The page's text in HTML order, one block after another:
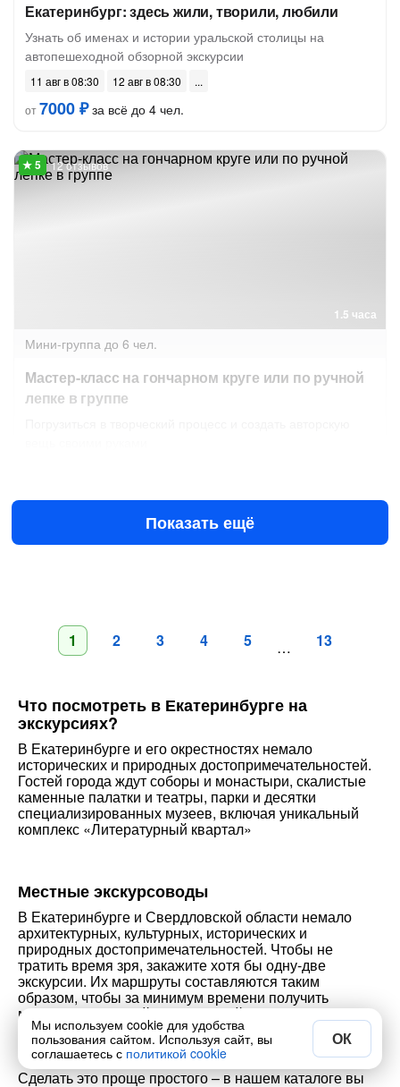
Екатеринбург: здесь жили, творили, любили
Узнать об именах и истории уральской столицы на
автопешеходной обзорной экскурсии
11 авг в 08:30
12 авг в 08:30
от7000 ₽за всё до 4 чел.
1.5 часа
12 отзывов
Мини-группа до 6 чел.
Мастер-класс на гончарном круге или по ручной
лепке в группе
1500 ₽за человека
Показать ещё
1 2 3 4 5 … 13
Что посмотреть в Екатеринбурге на
экскурсиях?
В Екатеринбурге и его окрестностях немало
исторических и природных достопримечательностей.
Гостей города ждут соборы и монастыри, скалистые
каменные палатки и театры, парки и десятки
специализированных музеев, включая уникальный
комплекс «Литературный квартал»
Местные экскурсоводы
В Екатеринбурге и Свердловской области немало
архитектурных, культурных, исторических и
природных достопримечательностей. Чтобы не
тратить время зря, закажите хотя бы одну-две
экскурсии. Их маршруты составляются таким
образом, чтобы за минимум времени получить
максимум полезной и интересной информации,
положительных эмоций и долгоиграющих
впечатлений.
Сделать это проще простого – в нашем каталоге вы
Мы используем cookie для удобства
пользования сайтом. Используя сайт, вы
соглашаетесь с политикой cookie
ОК